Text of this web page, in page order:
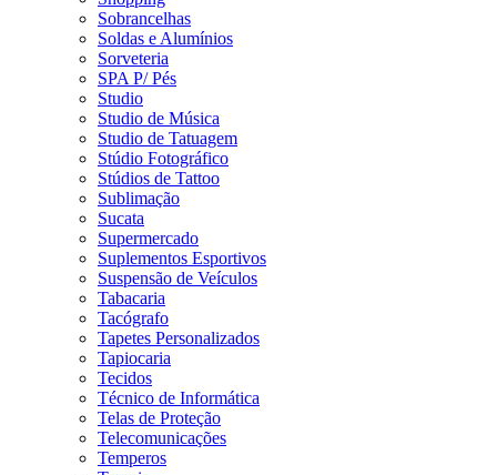
Sobrancelhas
Soldas e Alumínios
Sorveteria
SPA P/ Pés
Studio
Studio de Música
Studio de Tatuagem
Stúdio Fotográfico
Stúdios de Tattoo
Sublimação
Sucata
Supermercado
Suplementos Esportivos
Suspensão de Veículos
Tabacaria
Tacógrafo
Tapetes Personalizados
Tapiocaria
Tecidos
Técnico de Informática
Telas de Proteção
Telecomunicações
Temperos